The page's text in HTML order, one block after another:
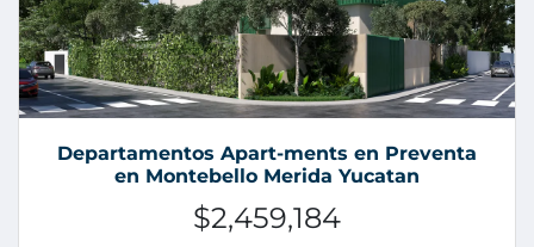
Departamentos Apart-ments en Preventa
en Montebello Merida Yucatan
$2,459,184